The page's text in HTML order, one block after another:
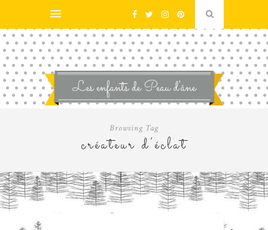
Browsing Tag
créateur d’éclat